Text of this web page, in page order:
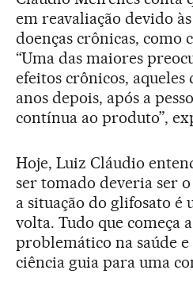
em reavaliação devido
doenças crônicas, como
“Uma das maiores
efeitos crônicos, aqueles
anos depois, após a
contínua ao produto”,
Hoje, Luiz Cláudio
ser tomado deveria ser
a situação do glifosato é
volta. Tudo que começa
problemático na saúde e
ciência guia para uma